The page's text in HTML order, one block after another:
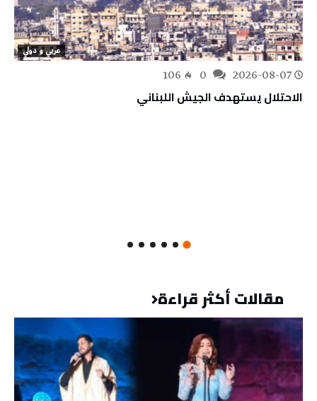
عربي و دولي
2026-08-07
106
الاحتلال يستهدف الجيش اللبناني
مقالات أكثر قراءة